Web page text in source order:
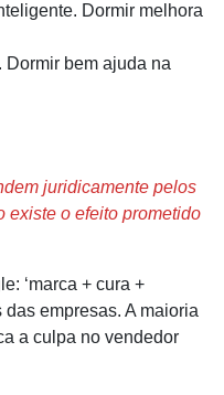
Dormir melhora
bem ajuda na
juridicamente pelos
o efeito prometido
‘marca + cura +
das empresas. A maioria
a culpa no vendedor